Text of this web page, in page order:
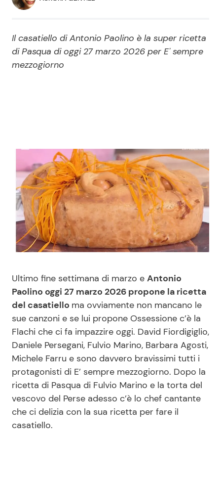
Economia
Persone Scomparse
Politica
Programmi TV
News Cinema
News Musica
News Spettacolo
News dal mondo
Benessere
Moda e Style
Mondo Mamma
News benessere
Salute
Viaggi e Turismo
Festività
Cucina e Ricette
Dolci
Le Ricette in TV
Primi Piatti
Ricette Facili e Veloci
Ricette Feste
Il casatiello di Antonio Paolino è la super ricetta
di Pasqua di oggi 27 marzo 2026 per E' sempre
mezzogiorno
Ultimo fine settimana di marzo e Antonio
Paolino oggi 27 marzo 2026 propone la ricetta
del casatiello ma ovviamente non mancano le
sue canzoni e se lui propone Ossessione c’è la
Flachi che ci fa impazzire oggi. David Fiordigiglio,
Daniele Persegani, Fulvio Marino, Barbara Agosti,
Michele Farru e sono davvero bravissimi tutti i
protagonisti di E’ sempre mezzogiorno. Dopo la
ricetta di Pasqua di Fulvio Marino e la torta del
vescovo del Perse adesso c’è lo chef cantante
che ci delizia con la sua ricetta per fare il
casatiello.